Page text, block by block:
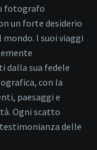
fotografo
un forte desiderio
I suoi viaggi
dalla sua fedele
con la
paesaggi e
Ogni scatto
delle